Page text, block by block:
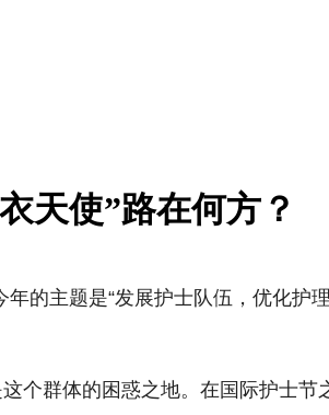
天使”路在何方？
的主题是“发展护士队伍，优化
个群体的困惑之地。在国际护士